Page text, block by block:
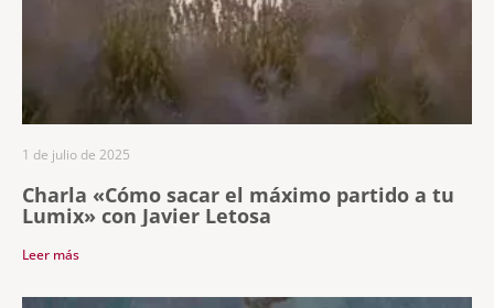
Charla «Cómo sacar el máximo partido a tu
Lumix» con Javier Letosa
1 de julio de 2025
Leer más